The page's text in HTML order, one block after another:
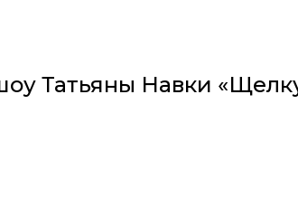
Татьяны Навки